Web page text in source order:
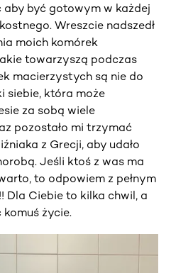
być gotowym w każdej
Wreszcie nadszedł
moich komórek
towarzyszą podczas
macierzystych są nie do
siebie, która może
za sobą wiele
pozostało mi trzymać
z Grecji, aby udało
Jeśli ktoś z was ma
to odpowiem z pełnym
Dla Ciebie to kilka chwil, a
życie.